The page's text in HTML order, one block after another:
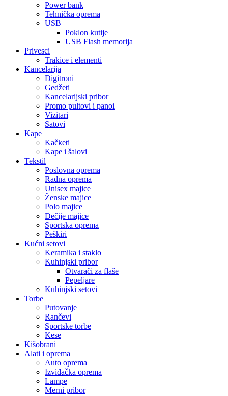
Power bank
Tehnička oprema
USB
Poklon kutije
USB Flash memorija
Privesci
Trakice i elementi
Kancelarija
Digitroni
Gedžeti
Kancelarijski pribor
Promo pultovi i panoi
Vizitari
Satovi
Kape
Kačketi
Kape i šalovi
Tekstil
Poslovna oprema
Radna oprema
Unisex majice
Ženske majice
Polo majice
Dečije majice
Sportska oprema
Peškiri
Kućni setovi
Keramika i staklo
Kuhinjski pribor
Otvarači za flaše
Pepeljare
Kuhinjski setovi
Torbe
Putovanje
Rančevi
Sportske torbe
Kese
Kišobrani
Alati i oprema
Auto oprema
Izviđačka oprema
Lampe
Merni pribor